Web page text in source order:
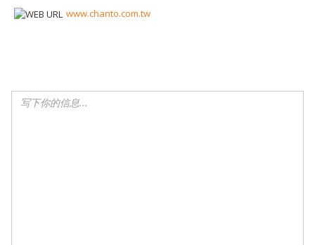
www.chanto.com.tw